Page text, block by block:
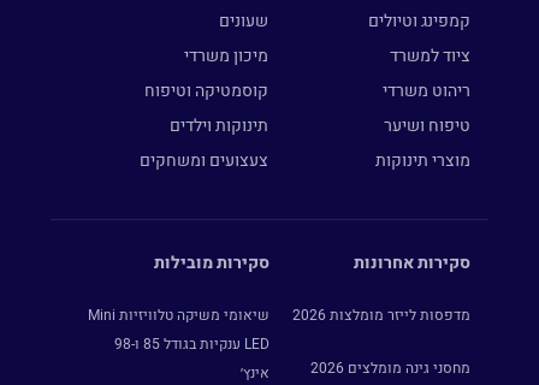
קמפינג וטיולים
שעונים
ציוד למשרד
מיכון משרדי
ריהוט משרדי
קוסמטיקה וטיפוח
טיפוח ושיער
תינוקות וילדים
מוצרי תינוקות
צעצועים ומשחקים
סקירות אחרונות
מדפסות לייזר מומלצות 2026
מחסני גינה מומלצים 2026
סקירות מובילות
שיאומי משיקה טלוויזיות Mini
LED ענקיות בגודל 85 ו-98
אינץ׳